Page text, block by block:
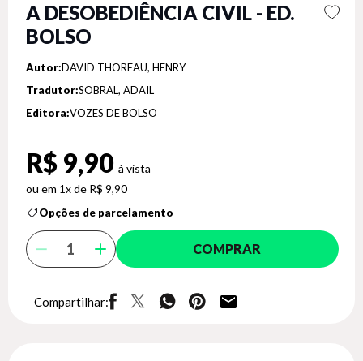
A DESOBEDIÊNCIA CIVIL - ED.
BOLSO
Autor:DAVID THOREAU, HENRY
Tradutor:SOBRAL, ADAIL
Editora:VOZES DE BOLSO
R$ 9,90
1x de R$ 9,90
Opções de parcelamento
COMPRAR
Compartilhar: